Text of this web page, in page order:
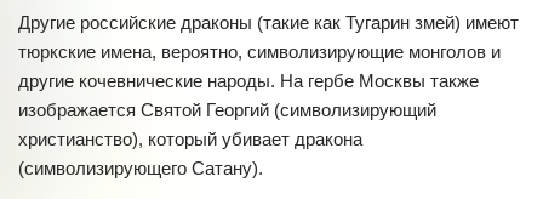
Другие российские драконы (такие как Тугарин змей) имеют
тюркские имена, вероятно, символизирующие монголов и
другие кочевнические народы. На гербе Москвы также
изображается Святой Георгий (символизирующий
христианство), который убивает дракона
(символизирующего Сатану).